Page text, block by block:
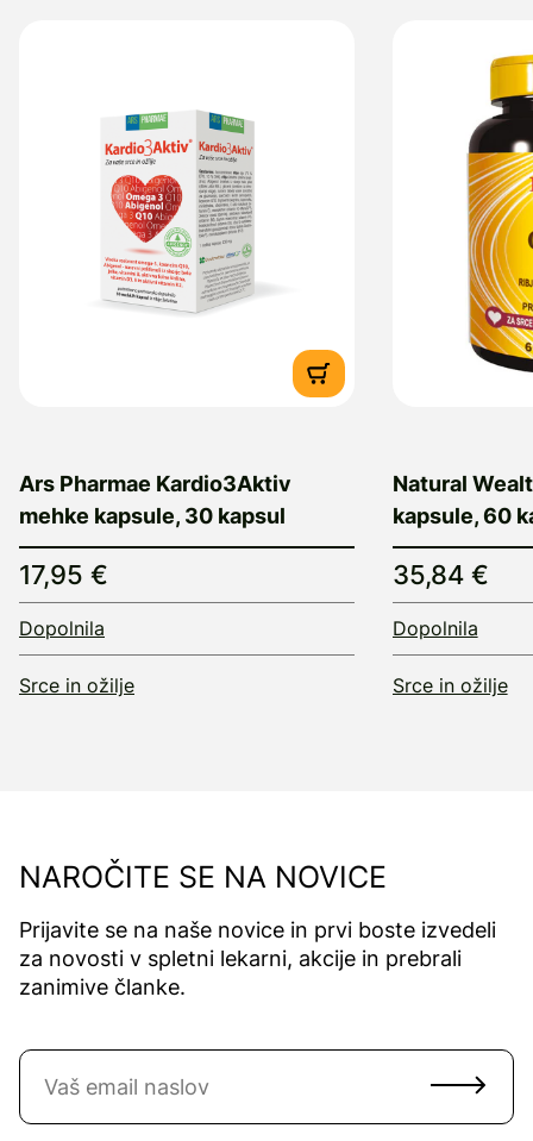
Ars Pharmae Kardio3Aktiv
mehke kapsule, 30 kapsul
17,95 €
Dopolnila
Srce in ožilje
Natural
kapsule, 60
35,84 €
Dopolnila
Srce in ožilje
NAROČITE SE NA NOVICE
Prijavite se na naše novice in prvi boste izvedeli
za novosti v spletni lekarni, akcije in prebrali
zanimive članke.
Naročite se na novice